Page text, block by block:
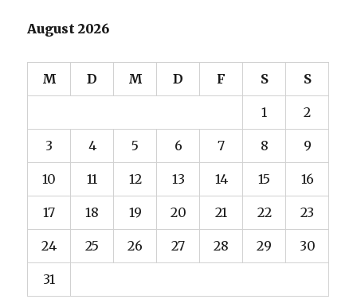
August 2026
M D M D F S S
1 2
3 4 5 6 7 8 9
10 11 12 13 14 15 16
17 18 19 20 21 22 23
24 25 26 27 28 29 30
31